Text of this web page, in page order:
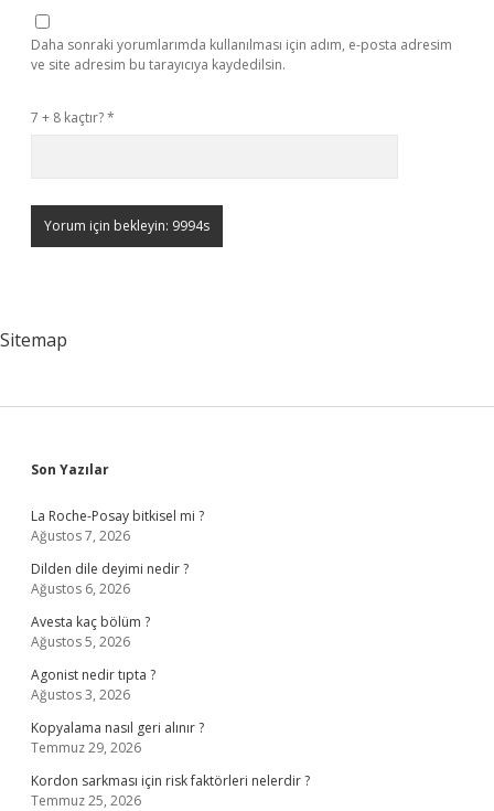
Daha sonraki yorumlarımda kullanılması için adım, e-posta adresim
ve site adresim bu tarayıcıya kaydedilsin.
7 + 8 kaçtır?*
Sitemap
Sidebar
Son Yazılar
La Roche-Posay bitkisel mi ?
Ağustos 7, 2026
Dilden dile deyimi nedir ?
Ağustos 6, 2026
Avesta kaç bölüm ?
Ağustos 5, 2026
Agonist nedir tıpta ?
Ağustos 3, 2026
Kopyalama nasıl geri alınır ?
Temmuz 29, 2026
Kordon sarkması için risk faktörleri nelerdir ?
Temmuz 25, 2026